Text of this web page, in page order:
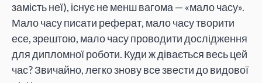
замість неї), існує не менш вагома — «мало часу».
Мало часу писати реферат, мало часу творити
есе, зрештою, мало часу проводити дослідження
для дипломної роботи. Куди ж дівається весь цей
час? Звичайно, легко знову все звести до видової